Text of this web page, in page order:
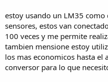
estoy usando un LM35
sensores, estos van
100 veces y me permite
tambien mensione estoy
los mas economicos hasta el
conversor para lo que